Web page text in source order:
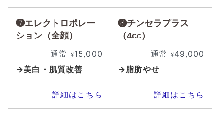
❼エレクトロポレー
ション（全顔）
通常
¥15,000
→美白・肌質改善
詳細はこちら
❽チンセラプラス
（4cc）
通常
¥49,000
→脂肪やせ
詳細はこちら